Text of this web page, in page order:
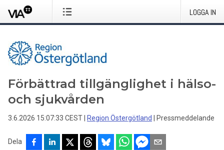
LOGGA IN
Förbättrad tillgänglighet i hälso-
och sjukvården
3.6.2026 15:07:33 CEST Region Östergötland Pressmeddelande
Dela